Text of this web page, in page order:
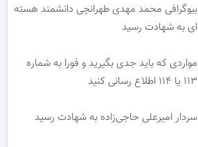
بیوگرافی محمد مهدی طهرانچی دانشمند هسته
ای به شهادت رسید
مواردی که باید جدی بگیرید و فورا به شماره
۱۱۳ یا ۱۱۴ اطلاع رسانی کنید
سردار امیرعلی حاجی‌زاده به شهادت رسید